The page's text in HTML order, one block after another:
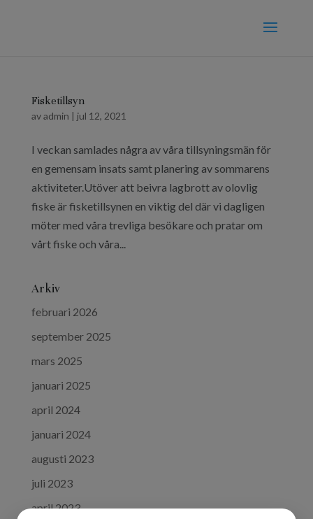
Fisketillsyn
avadmin | jul 12, 2021
I veckan samlades några av våra tillsyningsmän för
en gemensam insats samt planering av sommarens
aktiviteter.Utöver att beivra lagbrott av olovlig
fiske är fisketillsynen en viktig del där vi dagligen
möter med våra trevliga besökare och pratar om
vårt fiske och våra...
Arkiv
februari 2026
september 2025
mars 2025
januari 2025
april 2024
januari 2024
augusti 2023
juli 2023
april 2023